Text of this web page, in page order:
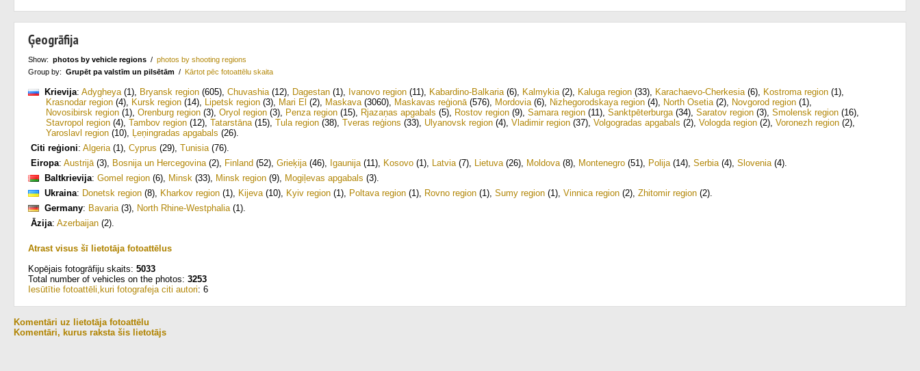
Ģeogrāfija
Show: photos by vehicle regions / photos by shooting regions
Group by: Grupēt pa valstīm un pilsētām / Kārtot pēc fotoattēlu skaita
Krievija: Adygheya(1), Bryansk region (605), Chuvashia(12), Dagestan (1), Ivanovo region (11), Kabardino-Balkaria(6), Kalmykia(2), Kaluga region (33), Karachaevo-Cherkesia(6), Kostroma region (1),
Krasnodar region (4), Kursk region (14), Lipetsk region (3), Mari El (2), Maskava(3060), Maskavas reģionā(576), Mordovia(6), Nizhegorodskaya region (4), North Osetia(2), Novgorod region (1),
Novosibirsk region (1), Orenburg region (3), Oryol region (3), Penza region (15), Rjazaņas apgabals (5), Rostov region (9), Samara region (11), Sanktpēterburga(34), Saratov region (3), Smolensk region (16),
Stavropol region (4), Tambov region (12), Tatarstāna(15), Tula region (38), Tveras reģions (33), Ulyanovsk region (4), Vladimir region (37), Volgogradas apgabals (2), Vologda region (2), Voronezh region (2),
Yaroslavl region (10), Ļeņingradas apgabals (26).
Citi reģioni: Algeria(1), Cyprus (29), Tunisia(76).
Eiropa: Austrijā(3), Bosnija un Hercegovina(2), Finland (52), Grieķija(46), Igaunija(11), Kosovo (1), Latvia(7), Lietuva(26), Moldova(8), Montenegro (51), Polija(14), Serbia(4), Slovenia(4).
Baltkrievija: Gomel region (6), Minsk (33), Minsk region (9), Mogiļevas apgabals (3).
Ukraina: Donetsk region (8), Kharkov region (1), Kijeva(10), Kyiv region (1), Poltava region (1), Rovno region (1), Sumy region (1), Vinnica region (2), Zhitomir region (2).
Germany: Bavaria(3), North Rhine-Westphalia(1).
Āzija: Azerbaijan (2).
Atrast visus šī lietotāja fotoattēlus
Kopējais fotogrāfiju skaits: 5033
Total number of vehicles on the photos: 3253
Iesūtītie fotoattēli,kuri fotografeja citi autori: 6
Komentāri uz lietotāja fotoattēlu
Komentāri, kurus raksta šis lietotājs